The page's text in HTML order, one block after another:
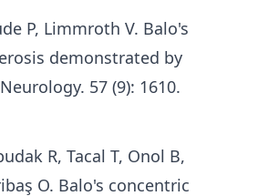
P, Limmroth V. Balo's
demonstrated by
57 (9): 1610.
R, Tacal T, Onol B,
O. Balo's concentric